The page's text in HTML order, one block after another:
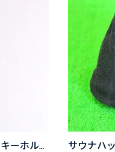
ジャーロくん半立体ラバーキーホルダー
サウナハ